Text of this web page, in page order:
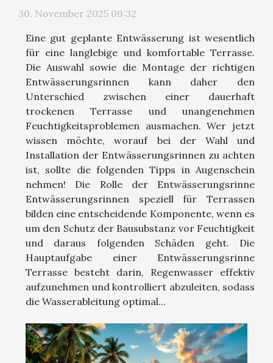
30. November 2025 09:32
Eine gut geplante Entwässerung ist wesentlich
für eine langlebige und komfortable Terrasse.
Die Auswahl sowie die Montage der richtigen
Entwässerungsrinnen kann daher den
Unterschied zwischen einer dauerhaft
trockenen Terrasse und unangenehmen
Feuchtigkeitsproblemen ausmachen. Wer jetzt
wissen möchte, worauf bei der Wahl und
Installation der Entwässerungsrinnen zu achten
ist, sollte die folgenden Tipps in Augenschein
nehmen! Die Rolle der Entwässerungsrinne
Entwässerungsrinnen speziell für Terrassen
bilden eine entscheidende Komponente, wenn es
um den Schutz der Bausubstanz vor Feuchtigkeit
und daraus folgenden Schäden geht. Die
Hauptaufgabe einer Entwässerungsrinne
Terrasse besteht darin, Regenwasser effektiv
aufzunehmen und kontrolliert abzuleiten, sodass
die Wasserableitung optimal...